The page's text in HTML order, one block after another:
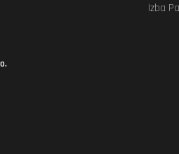
Izba